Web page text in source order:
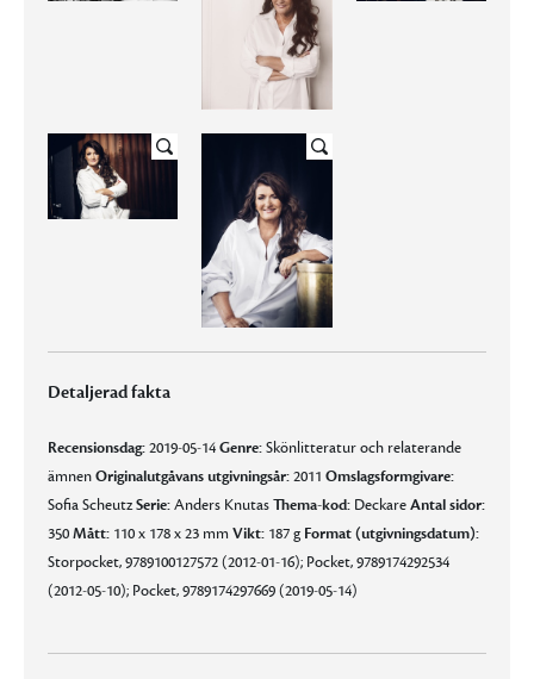
Detaljerad fakta
Recensionsdag:2019-05-14Genre:Skönlitteratur och relaterande
ämnenOriginalutgåvans utgivningsår:2011 Omslagsformgivare:
Sofia ScheutzSerie:Anders KnutasThema-kod: DeckareAntal sidor:
350Mått: 110 x 178 x 23 mmVikt: 187 g Format (utgivningsdatum):
Storpocket, 9789100127572 (2012-01-16); Pocket, 9789174292534
(2012-05-10); Pocket, 9789174297669 (2019-05-14)